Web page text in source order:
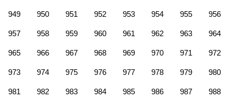
949 950 951 952 953 954 955 956
957 958 959 960 961 962 963 964
965 966 967 968 969 970 971 972
973 974 975 976 977 978 979 980
981 982 983 984 985 986 987 988